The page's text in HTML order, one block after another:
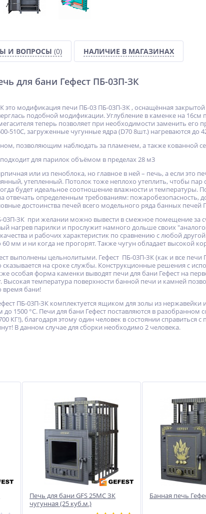
И ВОПРОСЫ (0) НАЛИЧИЕ В МАГАЗИНАХ
для бани Гефест ПБ-03П-ЗК
это модификация печи ПБ-03 ПБ-03П-ЗК , оснащённая
подобной модификации. Углубление в каменке на
теперь позволяет при необходимости заменить его
510С, загруженные чугунные ядра (D70 8шт.) нагреваются до
позволяющим наблюдать за пламенем, а также кованной
для парилок объёмом в пределах 28 м3
или из пеноблока, но главное в ней – печь, а если это
утепленный. Потолок тоже неплохо утеплить, чтобы пар
будет идеальное соотношение влажности и температуры.
отвечать определенным требованиям: пожаробезопасность,
достоинства печей всего модельного ряда банных печей
03П-ЗК при желании можно вывести в смежное помещение за
нагрев парилки и прослужит намного дольше своих
и рабочих характеристик по сравнению с любой
мм и ни когда не прогорят. Также чугун обладает высокой
выполнены цельнолитыми. Гефест ПБ-03П-ЗК (как и все
на сроке службы. Конструкционные решения с
особая форма каменки выводят печи для бани Гефест на
Высокая температура поверхности банной печи и камней
время бани!
ПБ-03П-ЗК комплектуется ящиком для золы из
1500 °С. Печи для бани Гефест поставляются в разобранном
КГ!), благодаря этому один человек в состоянии справиться
В данном случае для сборки необходимо 2 человека.
Печь для бани GFS 25МС ЗК
чугунная (25 куб.м.)
Банная печь